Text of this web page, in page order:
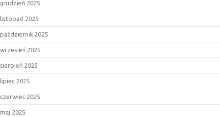
grudzień 2025
listopad 2025
październik 2025
wrzesień 2025
sierpień 2025
lipiec 2025
czerwiec 2025
maj 2025